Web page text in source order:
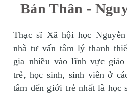
Bản Thân -
Thạc sĩ Xã hội học
nhà tư vấn tâm lý thanh
gia nhiều vào lĩnh vực
trẻ, học sinh, sinh viên ở
tâm đến giới trẻ nhất là học